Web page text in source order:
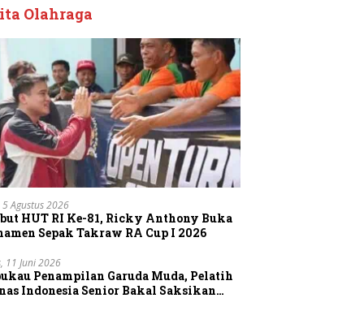
Olahraga
5 Agustus 2026
HUT RI Ke-81, Ricky Anthony Buka
Sepak Takraw RA Cup I 2026
11 Juni 2026
Penampilan Garuda Muda, Pelatih
Indonesia Senior Bakal Saksikan